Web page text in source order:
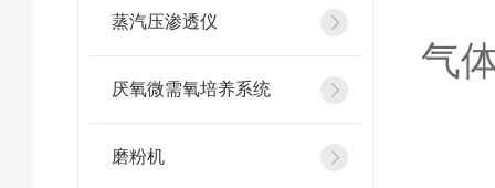
蒸汽压渗透仪
厌氧微需氧培养系统
磨粉机
气